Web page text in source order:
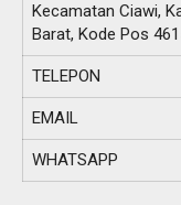
Kecamatan Ciawi,
Barat, Kode Pos
TELEPON
EMAIL
WHATSAPP